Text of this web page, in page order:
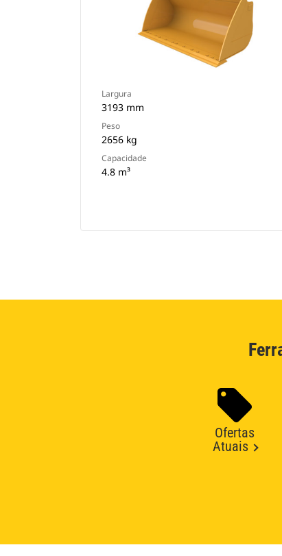
Largura
3193 mm
Peso
2656 kg
Capacidade
4.8 m³
Ofertas
Atuais